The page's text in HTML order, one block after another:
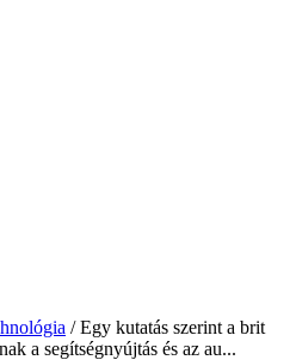
/ Egy kutatás szerint a brit
a segítségnyújtás és az au...